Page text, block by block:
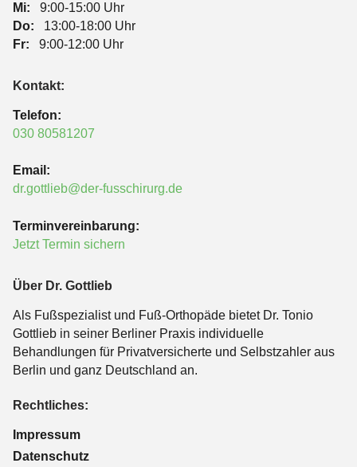
Mi:
9:00-15:00 Uhr
Do:
13:00-18:00 Uhr
Fr:
9:00-12:00 Uhr
Kontakt:
Telefon:
030 80581207
Email:
dr.gottlieb@der-fusschirurg.de
Terminvereinbarung:
Jetzt Termin sichern
Über Dr. Gottlieb
Als Fußspezialist und Fuß-Orthopäde bietet Dr. Tonio
Gottlieb in seiner Berliner Praxis individuelle
Behandlungen für Privatversicherte und Selbstzahler aus
Berlin und ganz Deutschland an.
Rechtliches:
Impressum
Datenschutz